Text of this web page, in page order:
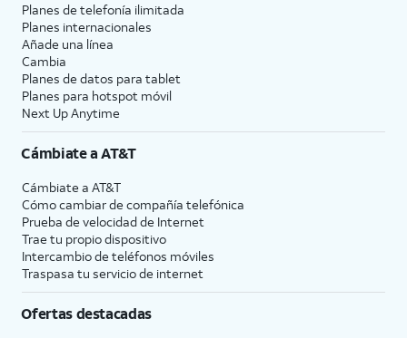
Planes de telefonía ilimitada
Planes internacionales
Añade una línea
Cambia
Planes de datos para tablet
Planes para hotspot móvil
Next Up Anytime
Cámbiate aAT&T
Cámbiate a AT&T
Cómo cambiar de compañía telefónica
Prueba de velocidad de Internet
Trae tu propio dispositivo
Intercambio de teléfonos móviles
Traspasa tu servicio de internet
Ofertas destacadas